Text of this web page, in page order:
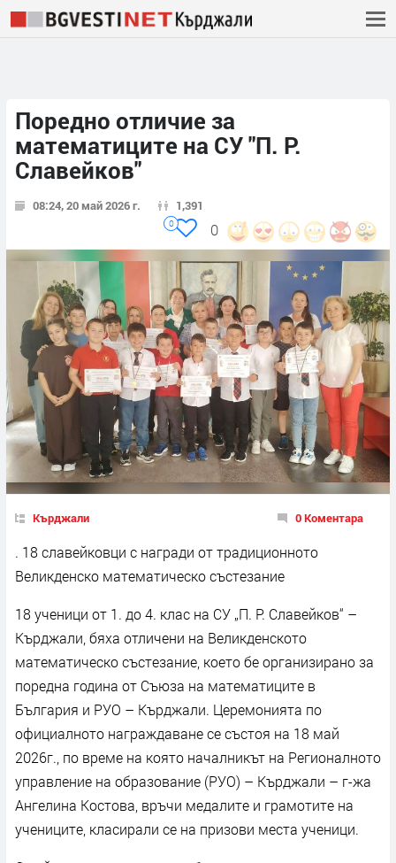
Поредно отличие за
математиците на СУ "П. Р.
Славейков"
08:24, 20 май 2026 г. 1,391
0
0
Кърджали 0 Коментара
. 18 славейковци с награди от традиционното
Великденско математическо състезание
18 ученици от 1. до 4. клас на СУ „П. Р. Славейков“ –
Кърджали, бяха отличени на Великденското
математическо състезание, което бе организирано за
поредна година от Съюза на математиците в
България и РУО – Кърджали. Церемонията по
официалното награждаване се състоя на 18 май
2026г., по време на която началникът на Регионалното
управление на образование (РУО) – Кърджали – г-жа
Ангелина Костова, връчи медалите и грамотите на
учениците, класирали се на призови места ученици.